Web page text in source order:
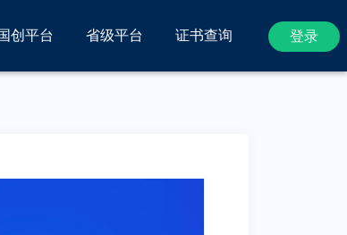
创平台 省级平台 证书查询 登录